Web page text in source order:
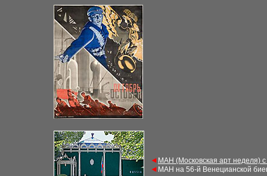
◄ МАН (Московская арт неделя)
◄ МАН на 56-й Венецианской